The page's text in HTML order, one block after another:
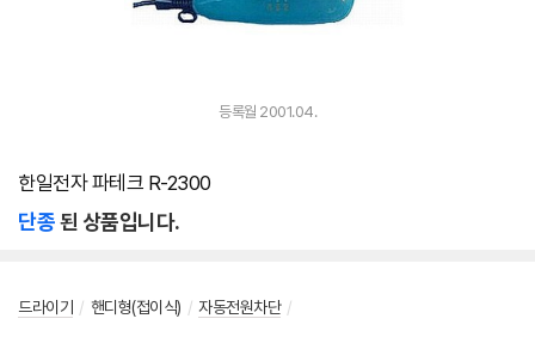
등록월 2001.04.
한일전자 파테크 R-2300
단종된 상품입니다.
드라이기 / 핸디형(접이식) / 자동전원차단 /